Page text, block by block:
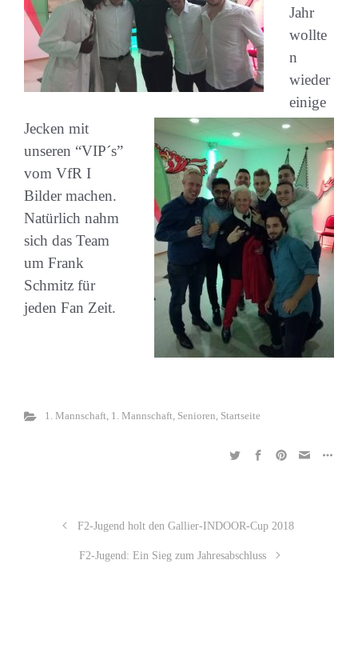
Jahr
wollte
n
wieder
einige
Jecken mit
unseren “VIP´s”
vom VfR I
Bilder machen.
Natürlich nahm
sich das Team
um Frank
Schmitz für
jeden Fan Zeit.
1. Mannschaft, 1. Mannschaft, Senioren, Startseite
F2-Jugend holt den Gallier-INDOOR-Cup 2018
F2-Jugend: Ein Sieg zum Jahresabschluss